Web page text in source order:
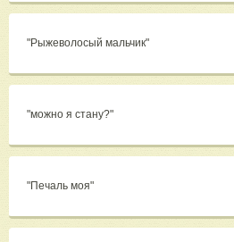
"Рыжеволосый мальчик"
"можно я стану?"
"Печаль моя"